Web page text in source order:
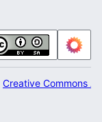
Creative Commons